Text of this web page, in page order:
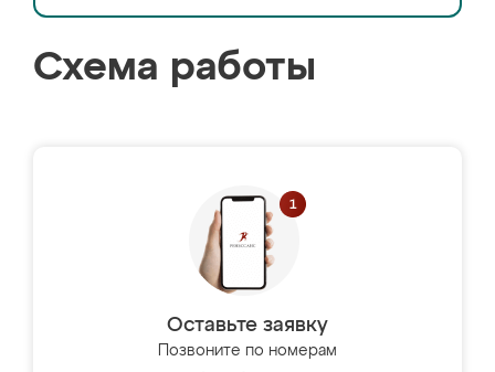
Схема работы
Оставьте заявку
Позвоните по номерам